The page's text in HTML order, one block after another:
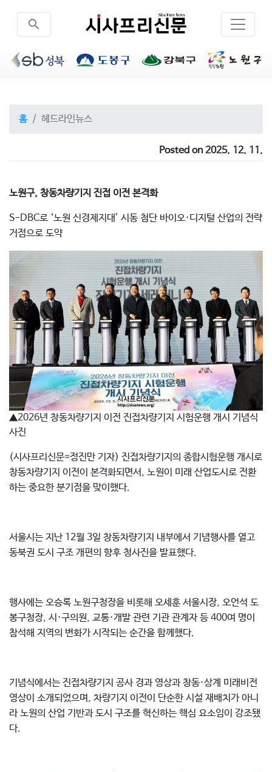
search
홈 헤드라인뉴스
Posted on 2025. 12. 11.
노원구, 창동차량기지 진접 이전 본격화
S-DBC로 ‘노원 신경제지대’ 시동 첨단 바이오·디지털 산업의 전략
거점으로 도약
▲2026년 창동차량기지 이전 진접차량기지 시험운행 개시 기념식
사진
(시사프리신문=정진만 기자) 진접차량기지의 종합시험운행 개시로
창동차량기지 이전이 본격화되면서, 노원이 미래 산업도시로 전환
하는 중요한 분기점을 맞이했다.
서울시는 지난 12월 3일 창동차량기지 내부에서 기념행사를 열고
동북권 도시 구조 개편의 향후 청사진을 발표했다.
행사에는 오승록 노원구청장을 비롯해 오세훈 서울시장, 오언석 도
봉구청장, 시·구의원, 교통·개발 관련 기관 관계자 등 400여 명이
참석해 지역의 변화가 시작되는 순간을 함께했다.
기념식에서는 진접차량기지 공사 경과 영상과 창동·상계 미래비전
영상이 소개되었으며, 차량기지 이전이 단순한 시설 재배치가 아니
라 노원의 산업 기반과 도시 구조를 혁신하는 핵심 요소임이 강조됐
다.